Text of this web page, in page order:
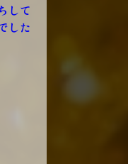
して
した